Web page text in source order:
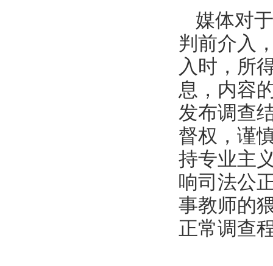
媒体对
判前介入
入时，所
息，内容
发布调查
督权，谨
持专业主
响司法公
事教师的
正常调查